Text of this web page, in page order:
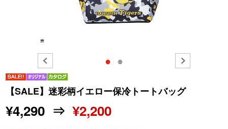
● ●
【SALE】迷彩柄イエロー保冷トートバッグ
¥4,290 ⇒¥2,200